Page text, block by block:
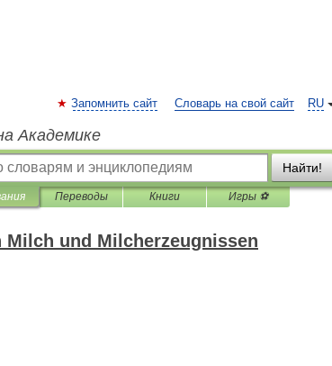
RU
Запомнить сайт Словарь на свой сайт
Академике
Найти!
Переводы Книги Игры ⚽
und Milcherzeugnissen